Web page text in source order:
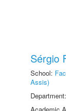
Sérgio
School:
Assis)
Department: